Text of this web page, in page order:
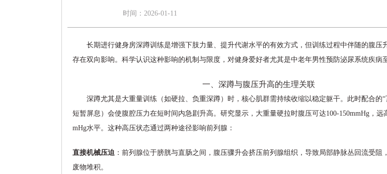
时间：2026-01-11
长期进行健身房深蹲训练是增强下肢力量、提升代谢水平的有效方式，但训练过程中伴随的腹压
存在双向影响。科学认识这种影响的机制与限度，对健身爱好者尤其是中老年男性预防泌尿系统疾病
一、深蹲与腹压升高的生理关联
深蹲尤其是大重量训练（如硬拉、负重深蹲）时，核心肌群需持续收缩以稳定躯干。此时配合的
短暂屏息）会使腹腔压力在短时间内急剧升高。研究显示，大重量硬拉时腹压可达100-150mmHg，远
mHg水平。这种高压状态通过两种途径影响前列腺：
直接机械压迫 ：前列腺位于膀胱与直肠之间，腹压骤升会挤压前列腺组织，导致局部静脉丛回流受阻
废物堆积。